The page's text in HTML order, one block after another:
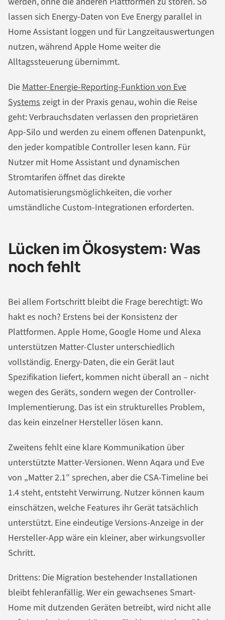
lassen sich Energy-Daten von Eve Energy parallel in
Home Assistant loggen und für Langzeitauswertungen
nutzen, während Apple Home weiter die
Alltagssteuerung übernimmt.
DieMatter-Energie-Reporting-Funktion von Eve
Systemszeigt in der Praxis genau, wohin die Reise
geht: Verbrauchsdaten verlassen den proprietären
App-Silo und werden zu einem offenen Datenpunkt,
den jeder kompatible Controller lesen kann. Für
Nutzer mit Home Assistant und dynamischen
Stromtarifen öffnet das direkte
Automatisierungsmöglichkeiten, die vorher
umständliche Custom-Integrationen erforderten.
Lücken im Ökosystem: Was
noch fehlt
Bei allem Fortschritt bleibt die Frage berechtigt: Wo
hakt es noch? Erstens bei der Konsistenz der
Plattformen. Apple Home, Google Home und Alexa
unterstützen Matter-Cluster unterschiedlich
vollständig. Energy-Daten, die ein Gerät laut
Spezifikation liefert, kommen nicht überall an – nicht
wegen des Geräts, sondern wegen der Controller-
Implementierung. Das ist ein strukturelles Problem,
das kein einzelner Hersteller lösen kann.
Zweitens fehlt eine klare Kommunikation über
unterstützte Matter-Versionen. Wenn Aqara und Eve
von „Matter 2.1″ sprechen, aber die CSA-Timeline bei
1.4 steht, entsteht Verwirrung. Nutzer können kaum
einschätzen, welche Features ihr Gerät tatsächlich
unterstützt. Eine eindeutige Versions-Anzeige in der
Hersteller-App wäre ein kleiner, aber wirkungsvoller
Schritt.
Drittens: Die Migration bestehender Installationen
bleibt fehleranfällig. Wer ein gewachsenes Smart-
Home mit dutzenden Geräten betreibt, wird nicht alle